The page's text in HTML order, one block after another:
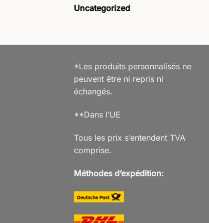
Uncategorized
*Les produits personnalisés ne
peuvent être ni repris ni
échangés.
**Dans l’UE
Tous les prix s’entendent TVA
comprise.
Méthodes d’expédition: